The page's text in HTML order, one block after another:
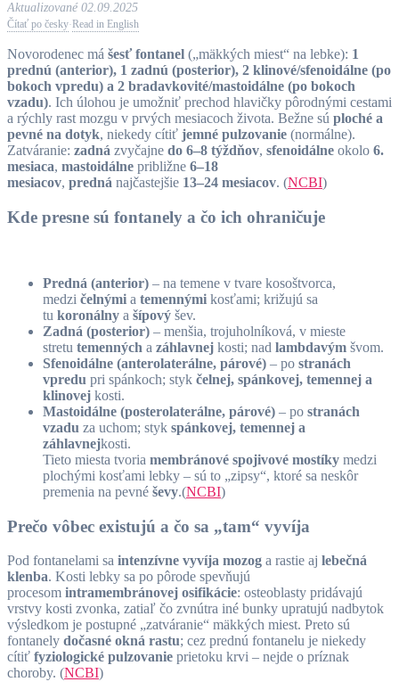
Aktualizované 02.09.2025
Čítať po česky·Read in English
Novorodenec má šesť fontanel („mäkkých miest“ na lebke): 1
prednú (anterior), 1 zadnú (posterior), 2 klinové/sfenoidálne (po
bokoch vpredu) a 2 bradavkovité/mastoidálne (po bokoch
vzadu). Ich úlohou je umožniť prechod hlavičky pôrodnými cestami
a rýchly rast mozgu v prvých mesiacoch života. Bežne sú ploché a
pevné na dotyk, niekedy cítiť jemné pulzovanie (normálne).
Zatváranie: zadná zvyčajne do 6–8 týždňov, sfenoidálne okolo 6.
mesiaca, mastoidálne približne 6–18
mesiacov, predná najčastejšie 13–24 mesiacov. (NCBI)
Kde presne sú fontanely a čo ich ohraničuje
Predná (anterior) – na temene v tvare kosoštvorca,
medzi čelnými a temennými kosťami; križujú sa
tu koronálny a šípový šev.
Zadná (posterior) – menšia, trojuholníková, v mieste
stretu temenných a záhlavnej kosti; nad lambdavým švom.
Sfenoidálne (anterolaterálne, párové) – po stranách
vpredu pri spánkoch; styk čelnej, spánkovej, temennej a
klinovej kosti.
Mastoidálne (posterolaterálne, párové) – po stranách
vzadu za uchom; styk spánkovej, temennej a
záhlavnejkosti.
Tieto miesta tvoria membránové spojivové mostíky medzi
plochými kosťami lebky – sú to „zipsy“, ktoré sa neskôr
premenia na pevné ševy.(NCBI)
Prečo vôbec existujú a čo sa „tam“ vyvíja
Pod fontanelami sa intenzívne vyvíja mozog a rastie aj lebečná
klenba. Kosti lebky sa po pôrode spevňujú
procesom intramembránovej osifikácie: osteoblasty pridávajú
vrstvy kosti zvonka, zatiaľ čo zvnútra iné bunky upratujú nadbytok
výsledkom je postupné „zatváranie“ mäkkých miest. Preto sú
fontanely dočasné okná rastu; cez prednú fontanelu je niekedy
cítiť fyziologické pulzovanie prietoku krvi – nejde o príznak
choroby. (NCBI)